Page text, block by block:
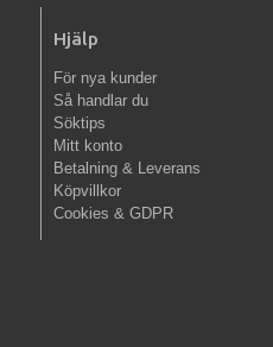
Hjälp
För nya kunder
Så handlar du
Söktips
Mitt konto
Betalning & Leverans
Köpvillkor
Cookies & GDPR